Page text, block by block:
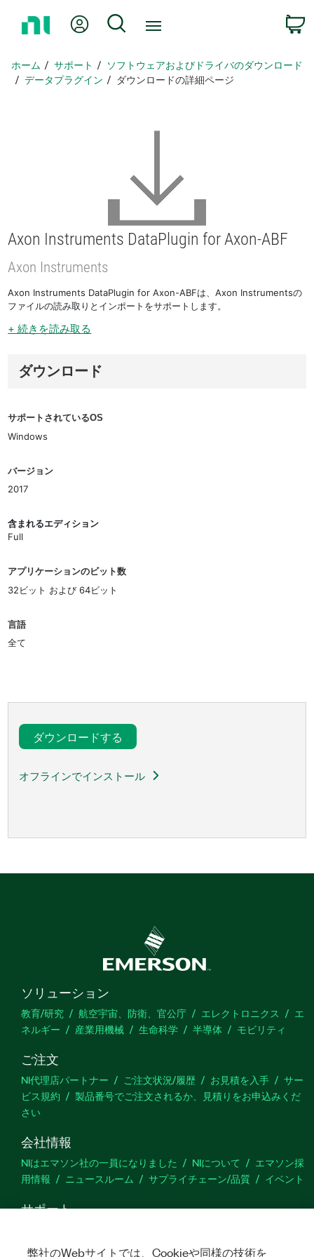
ペ
ー
Myアカウント
検索
ホーム サポート
ソフトウェアおよびドライバのダウンロード
データプラグイン
ダウンロードの詳細ページ
Axon Instruments DataPlugin for Axon-ABF
Axon Instruments
Axon Instruments DataPlugin for Axon-ABFは、Axon Instrumentsの
ファイルの読み取りとインポートをサポートします。
+ 続きを読み取る
ダウンロード
サポートされているOS
Windows
バージョン
2017
含まれるエディション
Full
アプリケーションのビット数
32ビット および 64ビット
言語
全て
ダウンロードする
オフラインでインストール
ソリューション
教育/研究 航空宇宙、防衛、官公庁 エレクトロニクス
エ
ネルギー
産業用機械 生命科学 半導体 モビリティ
ご注文
NI代理店パートナー ご注文状況/履歴 お見積を入手
サー
ビス規約
製品番号でご注文されるか、見積りをお申込みくだ
さい
会社情報
NIはエマソン社の一員になりました NIについて
エマソン採
用情報
ニュースルーム サプライチェーン/品質 イベント
サポート
ム
製品のアクティブ化 サポートリクエスト
弊社のWebサイトでは、Cookieや同様の技術を